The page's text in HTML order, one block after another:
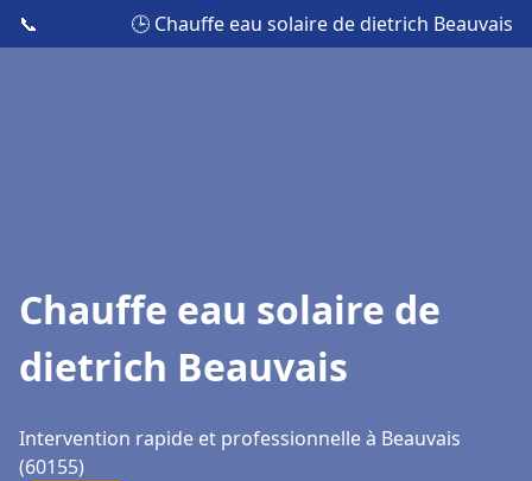
📞 🕒 Chauffe eau solaire de dietrich Beauvais
Chauffe eau solaire de
dietrich Beauvais
Intervention rapide et professionnelle à Beauvais
(60155)